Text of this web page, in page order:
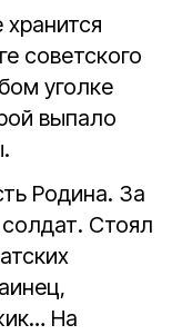
советского
уголке
выпало
Родина. За
Стоял
На